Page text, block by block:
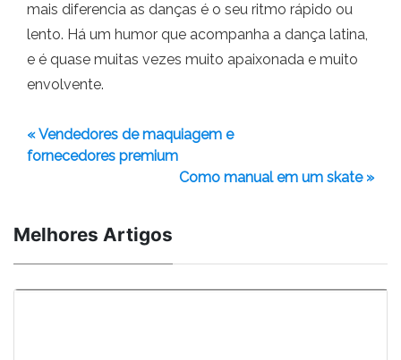
mais diferencia as danças é o seu ritmo rápido ou
lento. Há um humor que acompanha a dança latina,
e é quase muitas vezes muito apaixonada e muito
envolvente.
« Vendedores de maquiagem e
fornecedores premium
Como manual em um skate »
Melhores Artigos